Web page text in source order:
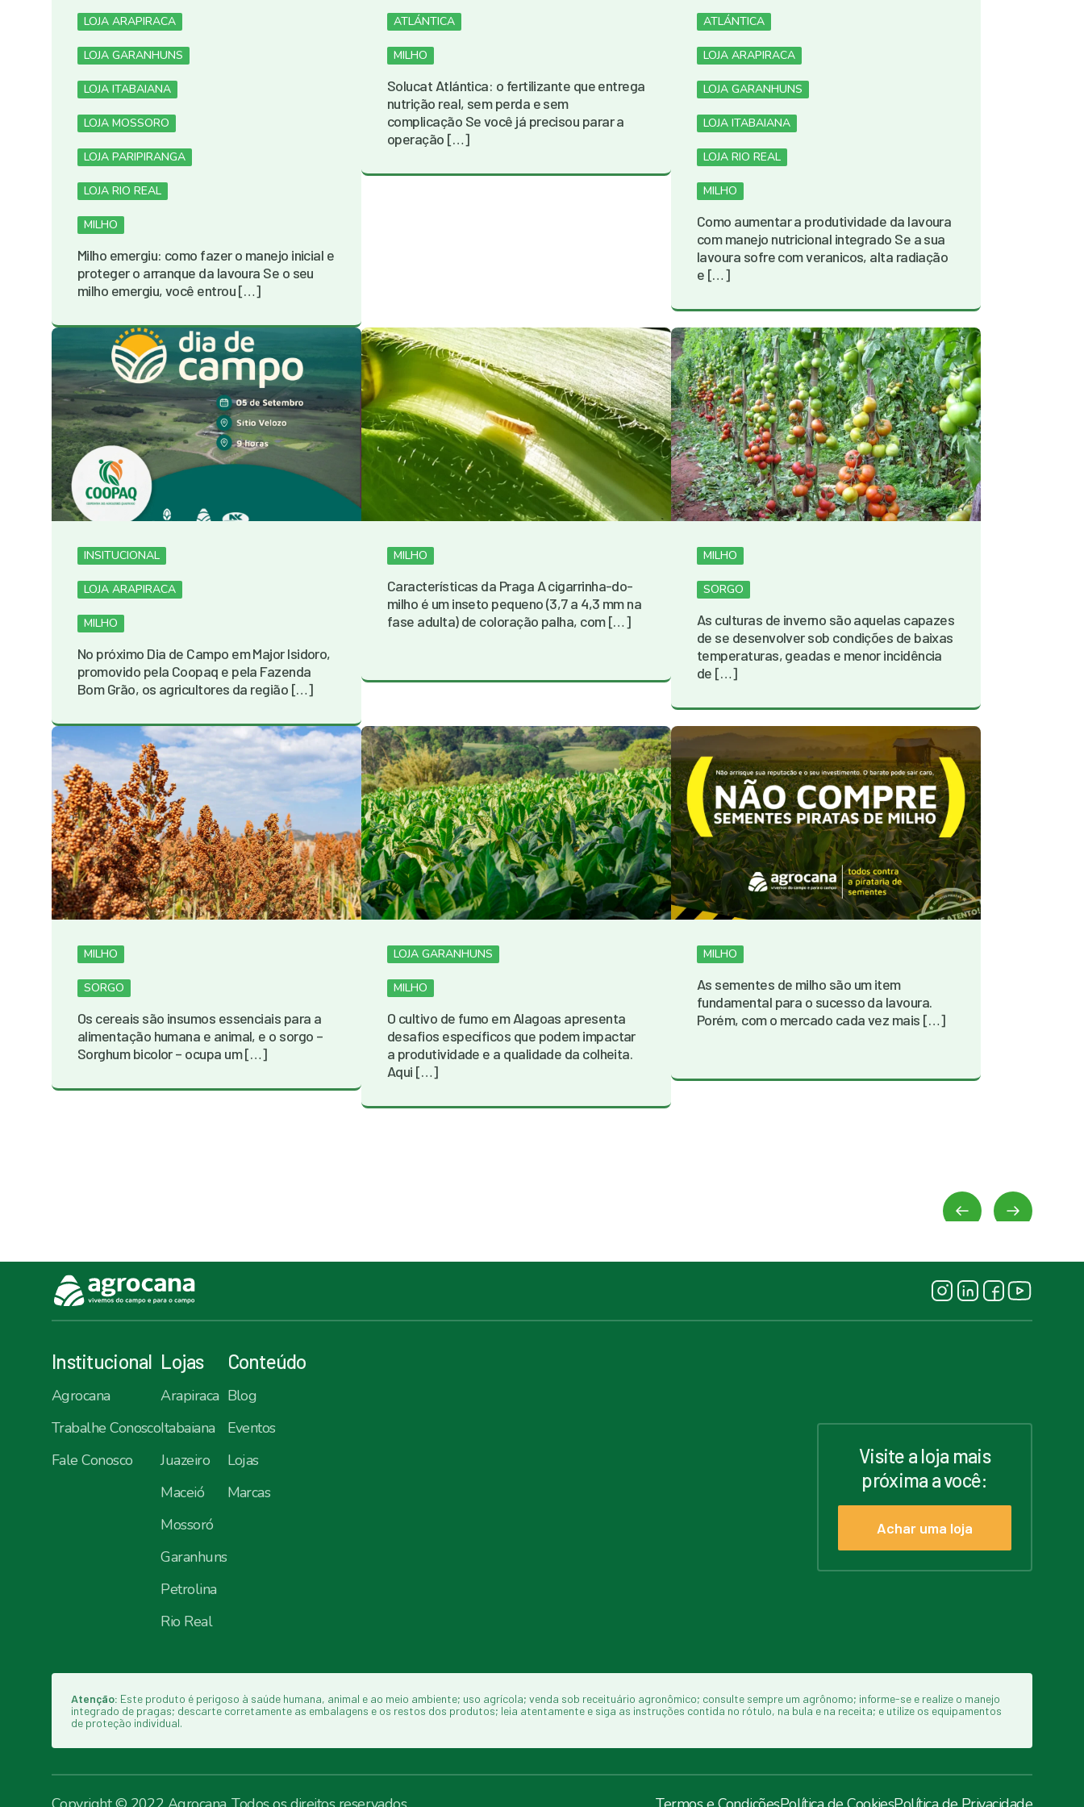
LOJA ARAPIRACA
LOJA GARANHUNS
LOJA ITABAIANA
LOJA MOSSORO
LOJA PARIPIRANGA
LOJA RIO REAL
MILHO
Milho emergiu: como fazer o manejo inicial e
proteger o arranque da lavoura Se o seu
milho emergiu, você entrou […]
ATLÁNTICA
MILHO
Solucat Atlántica: o fertilizante que entrega
nutrição real, sem perda e sem
complicação Se você já precisou parar a
operação […]
ATLÁNTICA
LOJA ARAPIRACA
LOJA GARANHUNS
LOJA ITABAIANA
LOJA RIO REAL
MILHO
Como aumentar a produtividade da lavoura
com manejo nutricional integrado Se a sua
lavoura sofre com veranicos, alta radiação
e […]
INSITUCIONAL
LOJA ARAPIRACA
MILHO
No próximo Dia de Campo em Major Isidoro,
promovido pela Coopaq e pela Fazenda
Bom Grão, os agricultores da região […]
MILHO
Características da Praga A cigarrinha-do-
milho é um inseto pequeno (3,7 a 4,3 mm na
fase adulta) de coloração palha, com […]
MILHO
SORGO
As culturas de inverno são aquelas capazes
de se desenvolver sob condições de baixas
temperaturas, geadas e menor incidência
de […]
MILHO
SORGO
Os cereais são insumos essenciais para a
alimentação humana e animal, e o sorgo –
Sorghum bicolor – ocupa um […]
LOJA GARANHUNS
MILHO
O cultivo de fumo em Alagoas apresenta
desafios específicos que podem impactar
a produtividade e a qualidade da colheita.
Aqui […]
MILHO
As sementes de milho são um item
fundamental para o sucesso da lavoura.
Porém, com o mercado cada vez mais […]
Institucional
Agrocana
Trabalhe Conosco
Fale Conosco
Lojas
Arapiraca
Itabaiana
Juazeiro
Maceió
Mossoró
Garanhuns
Petrolina
Rio Real
Conteúdo
Blog
Eventos
Lojas
Marcas
Visite a loja mais
próxima a você:
Achar uma loja
Atenção: Este produto é perigoso à saúde humana, animal e ao meio ambiente; uso agrícola; venda sob receituário agronômico; consulte sempre um agrônomo; informe-se e realize o manejo
integrado de pragas; descarte corretamente as embalagens e os restos dos produtos; leia atentamente e siga as instruções contida no rótulo, na bula e na receita; e utilize os equipamentos
de proteção individual.